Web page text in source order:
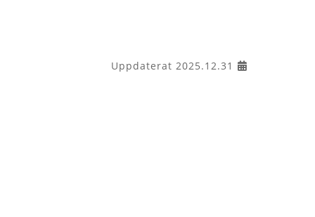
Uppdaterat 2025.12.31